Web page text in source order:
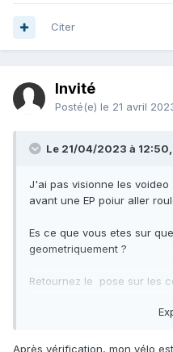
Citer
Invité
Posté(e) le 21 avril
Le 21/04/2023 à 12:50,
J'ai pas visionne les
avant une EP poiur aller
Es ce que vous etes sur
geometriquement ?
Retournez le pose sur les
Si le velo n'est pas aligné il
Après vérification, mon vélo